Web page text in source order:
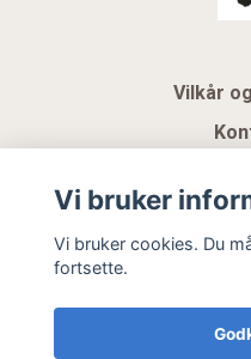
Vilkår
Vi bruker
Vi bruker cookies. Du
fortsette.